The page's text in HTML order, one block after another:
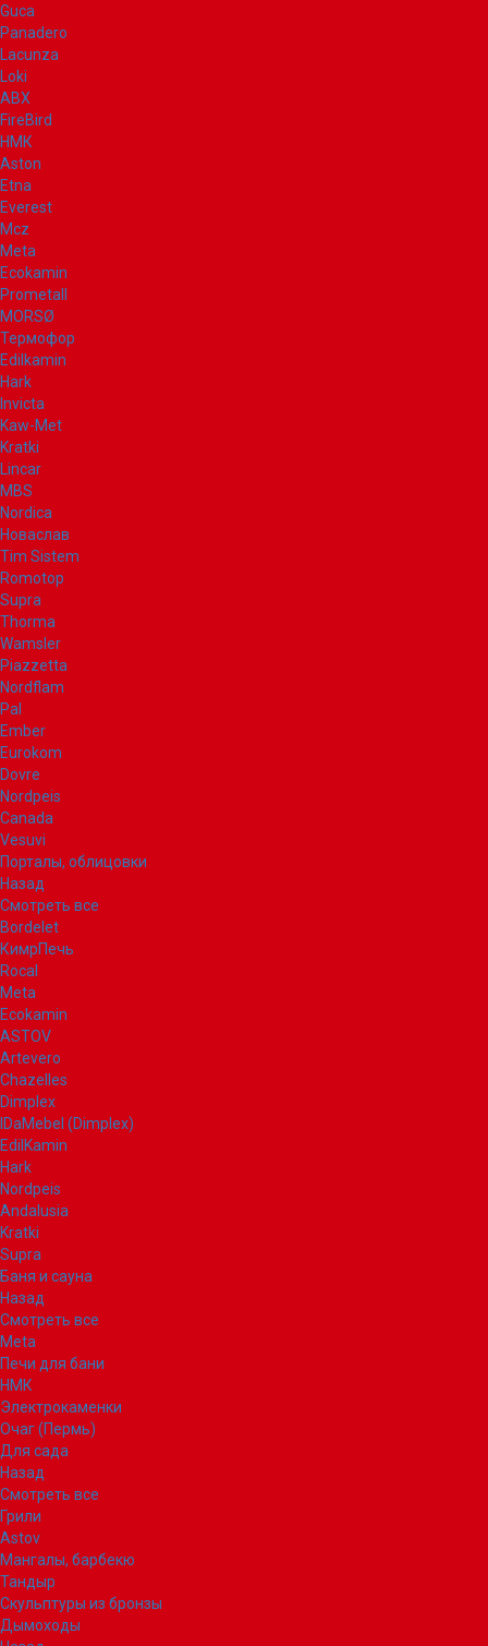
Guca
Panadero
Lacunza
Loki
ABX
FireBird
НМК
Aston
Etna
Everest
Mcz
Meta
Ecokamin
Prometall
MORSØ
Термофор
Edilkamin
Hark
Invicta
Kaw-Met
Kratki
Lincar
MBS
Nordica
Новаслав
Tim Sistem
Romotop
Supra
Thorma
Wamsler
Piazzetta
Nordflam
Pal
Ember
Eurokom
Dovre
Nordpeis
Canada
Vesuvi
Порталы, облицовки
Назад
Смотреть все
Bordelet
КимрПечь
Rocal
Meta
Ecokamin
ASTOV
Artevero
Chazelles
Dimplex
IDaMebel (Dimplex)
EdilKamin
Hark
Nordpeis
Andalusia
Kratki
Supra
Баня и сауна
Назад
Смотреть все
Meta
Печи для бани
НМК
Электрокаменки
Очаг (Пермь)
Для сада
Назад
Смотреть все
Грили
Astov
Мангалы, барбекю
Тандыр
Скульптуры из бронзы
Дымоходы